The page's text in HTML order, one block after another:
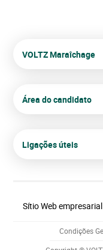
VOLTZ Maraîchage
Área do candidato
Ligações úteis
Sítio Web empresarial
Condições